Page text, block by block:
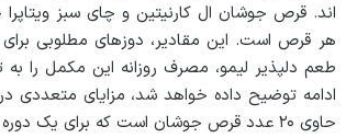
اند. قرص جوشان ال کارنیتین و چای سبز
هر قرص است. این مقادیر، دوزهای مطلوبی
طعم دلپذیر لیمو، مصرف روزانه این مکمل را
ادامه توضیح داده خواهد شد، مزایای
حاوی ۲۰ عدد قرص جوشان است که برای یک دوره مصرف مشخص طراحی شده است.